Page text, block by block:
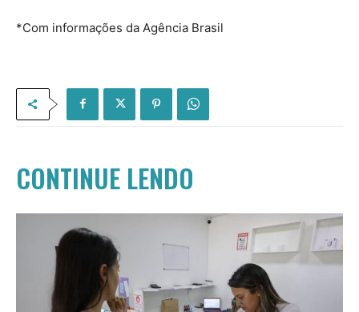
*Com informações da Agência Brasil
CONTINUE LENDO